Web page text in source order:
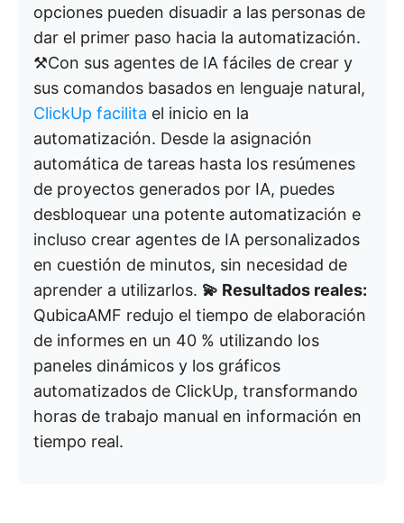
opciones pueden disuadir a las personas de
dar el primer paso hacia la automatización.
⚒️Con sus agentes de IA fáciles de crear y
sus comandos basados en lenguaje natural,
ClickUp facilita el inicio en la
automatización. Desde la asignación
automática de tareas hasta los resúmenes
de proyectos generados por IA, puedes
desbloquear una potente automatización e
incluso crear agentes de IA personalizados
en cuestión de minutos, sin necesidad de
aprender a utilizarlos. 💫 Resultados reales:
QubicaAMF redujo el tiempo de elaboración
de informes en un 40 % utilizando los
paneles dinámicos y los gráficos
automatizados de ClickUp, transformando
horas de trabajo manual en información en
tiempo real.